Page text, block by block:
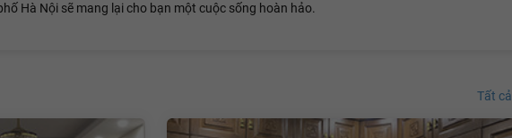
Hà Nội sẽ mang lại cho bạn một cuộc sống hoàn hảo.
Tất cả